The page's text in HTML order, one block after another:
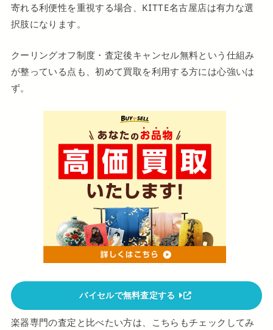
寄れる利便性を重視する場合、KITTE名古屋店は有力な選
択肢になります。
クーリングオフ制度・査定後キャンセル無料という仕組み
が整っている点も、初めて買取を利用する方には心強いは
ず。
バイセルで無料査定する
楽器専門の査定と比べたい方は、こちらもチェックしてみ